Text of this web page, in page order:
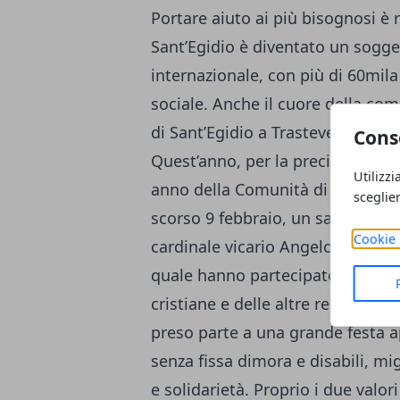
Cookie
Portare aiuto ai più bisognosi è
Sant’Egidio è diventato un
internazionale, con più di
sociale. Anche il cuore della
di Sant’Egidio a Trastevere.La
Quest’anno, per la precisione,
anno della Comunità di
scorso 9 febbraio, un sabato, a
cardinale vicario Angelo De
quale hanno partecipato i
cristiane e delle altre religioni.
preso parte a una grande festa
senza fissa dimora e disabili,
e solidarietà. Proprio i due